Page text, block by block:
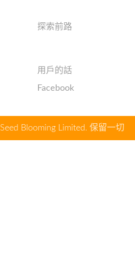
探索前路
用戶的話
Facebook
Seed Blooming Limited. 保留一切